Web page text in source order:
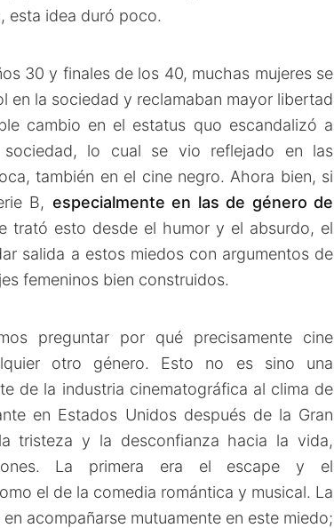
esta idea duró poco.
30 y finales de los 40, muchas mujeres se
en la sociedad y reclamaban mayor libertad
cambio en el estatus quo escandalizó a
lo cual se vio reflejado en las
también en el cine negro. Ahora bien, si
B, especialmente en las de género de
trató esto desde el humor y el absurdo, el
salida a estos miedos con argumentos de
femeninos bien construidos.
preguntar por qué precisamente cine
otro género. Esto no es sino una
de la industria cinematográfica al clima de
en Estados Unidos después de la Gran
tristeza y la desconfianza hacia la vida,
La primera era el escape y el
el de la comedia romántica y musical. La
acompañarse mutuamente en este miedo;